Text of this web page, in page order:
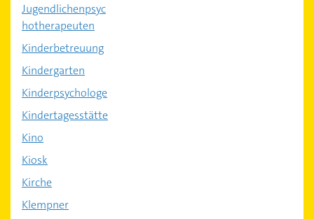
Jugendlichenpsyc
hotherapeuten
Kinderbetreuung
Kindergarten
Kinderpsychologe
Kindertagesstätte
Kino
Kiosk
Kirche
Klempner